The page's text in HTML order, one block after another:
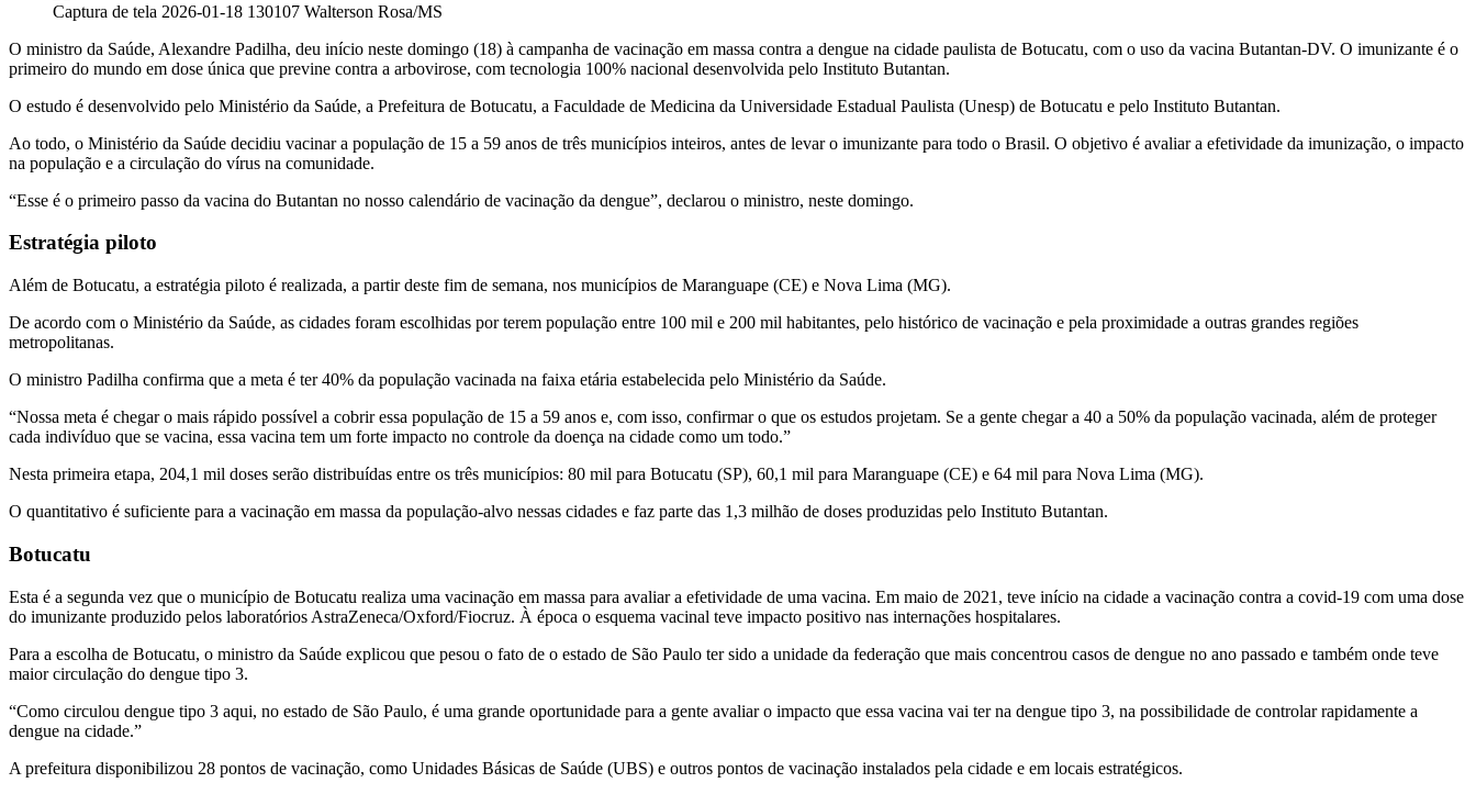
Captura de tela 2026-01-18 130107 Walterson Rosa/MS
O ministro da Saúde, Alexandre Padilha, deu início neste domingo (18) à campanha de vacinação em massa contra a dengue na cidade paulista de Botucatu, com o uso da vacina Butantan-DV. O imunizante é o
primeiro do mundo em dose única que previne contra a arbovirose, com tecnologia 100% nacional desenvolvida pelo Instituto Butantan.
O estudo é desenvolvido pelo Ministério da Saúde, a Prefeitura de Botucatu, a Faculdade de Medicina da Universidade Estadual Paulista (Unesp) de Botucatu e pelo Instituto Butantan.
Ao todo, o Ministério da Saúde decidiu vacinar a população de 15 a 59 anos de três municípios inteiros, antes de levar o imunizante para todo o Brasil. O objetivo é avaliar a efetividade da imunização, o impacto
na população e a circulação do vírus na comunidade.
“Esse é o primeiro passo da vacina do Butantan no nosso calendário de vacinação da dengue”, declarou o ministro, neste domingo.
Estratégia piloto
Além de Botucatu, a estratégia piloto é realizada, a partir deste fim de semana, nos municípios de Maranguape (CE) e Nova Lima (MG).
De acordo com o Ministério da Saúde, as cidades foram escolhidas por terem população entre 100 mil e 200 mil habitantes, pelo histórico de vacinação e pela proximidade a outras grandes regiões
metropolitanas.
O ministro Padilha confirma que a meta é ter 40% da população vacinada na faixa etária estabelecida pelo Ministério da Saúde.
“Nossa meta é chegar o mais rápido possível a cobrir essa população de 15 a 59 anos e, com isso, confirmar o que os estudos projetam. Se a gente chegar a 40 a 50% da população vacinada, além de proteger
cada indivíduo que se vacina, essa vacina tem um forte impacto no controle da doença na cidade como um todo.”
Nesta primeira etapa, 204,1 mil doses serão distribuídas entre os três municípios: 80 mil para Botucatu (SP), 60,1 mil para Maranguape (CE) e 64 mil para Nova Lima (MG).
O quantitativo é suficiente para a vacinação em massa da população-alvo nessas cidades e faz parte das 1,3 milhão de doses produzidas pelo Instituto Butantan.
Botucatu
Esta é a segunda vez que o município de Botucatu realiza uma vacinação em massa para avaliar a efetividade de uma vacina. Em maio de 2021, teve início na cidade a vacinação contra a covid-19 com uma dose
do imunizante produzido pelos laboratórios AstraZeneca/Oxford/Fiocruz. À época o esquema vacinal teve impacto positivo nas internações hospitalares.
Para a escolha de Botucatu, o ministro da Saúde explicou que pesou o fato de o estado de São Paulo ter sido a unidade da federação que mais concentrou casos de dengue no ano passado e também onde teve
maior circulação do dengue tipo 3.
“Como circulou dengue tipo 3 aqui, no estado de São Paulo, é uma grande oportunidade para a gente avaliar o impacto que essa vacina vai ter na dengue tipo 3, na possibilidade de controlar rapidamente a
dengue na cidade.”
A prefeitura disponibilizou 28 pontos de vacinação, como Unidades Básicas de Saúde (UBS) e outros pontos de vacinação instalados pela cidade e em locais estratégicos.